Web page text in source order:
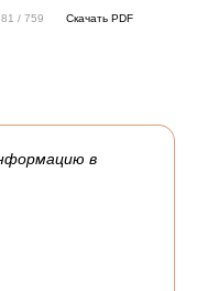
/ 759 Скачать PDF
в